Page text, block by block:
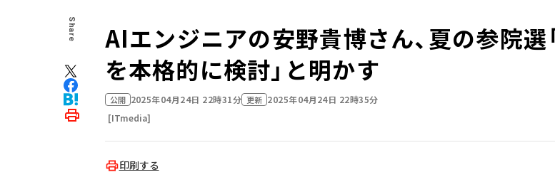
Share
AIエンジニアの安野貴博さん、夏の参院選
を本格的に検討」と明かす
公開 2025年04月24日 22時31分 更新 2025年04月24日 22時35分
[ITmedia]
印刷する